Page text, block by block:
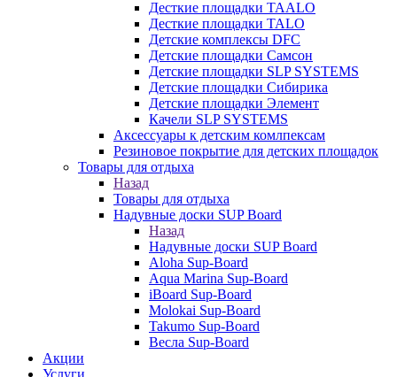
Десткие площадки TAALO
Десткие площадки TALO
Детские комплексы DFC
Детские площадки Самсон
Детские площадки SLP SYSTEMS
Детские площадки Сибирика
Детские площадки Элемент
Качели SLP SYSTEMS
Аксессуары к детским комлпексам
Резиновое покрытие для детских площадок
Товары для отдыха
Назад
Товары для отдыха
Надувные доски SUP Board
Назад
Надувные доски SUP Board
Aloha Sup-Board
Aqua Marina Sup-Board
iBoard Sup-Board
Molokai Sup-Board
Takumo Sup-Board
Весла Sup-Board
Акции
Услуги